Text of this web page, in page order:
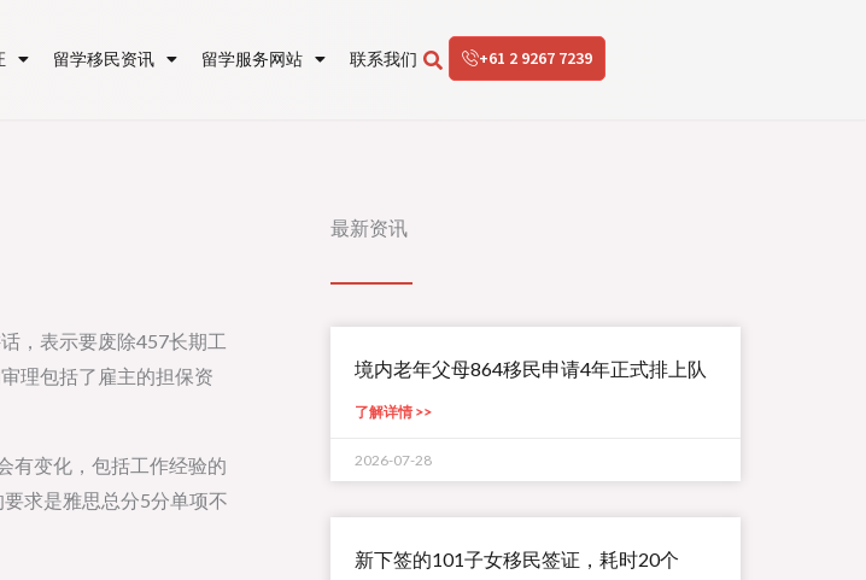
留学移民资讯 留学服务网站 联系我们 +61 2 9267 7239
，表示要废除457长期工
理包括了雇主的担保资
有变化，包括工作经验的
求是雅思总分5分单项不
最新资讯
境内老年父母864移民申请4年正式排上队
了解详情 >>
2026-07-28
新下签的101子女移民签证，耗时20个